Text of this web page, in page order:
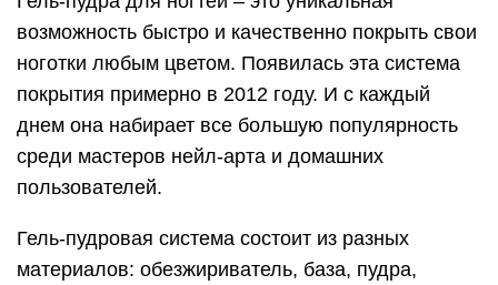
возможность быстро и качественно покрыть свои
ноготки любым цветом. Появилась эта система
покрытия примерно в 2012 году. И с каждый
днем она набирает все большую популярность
среди мастеров нейл-арта и домашних
пользователей.
Гель-пудровая система состоит из разных
материалов: обезжириватель, база, пудра,